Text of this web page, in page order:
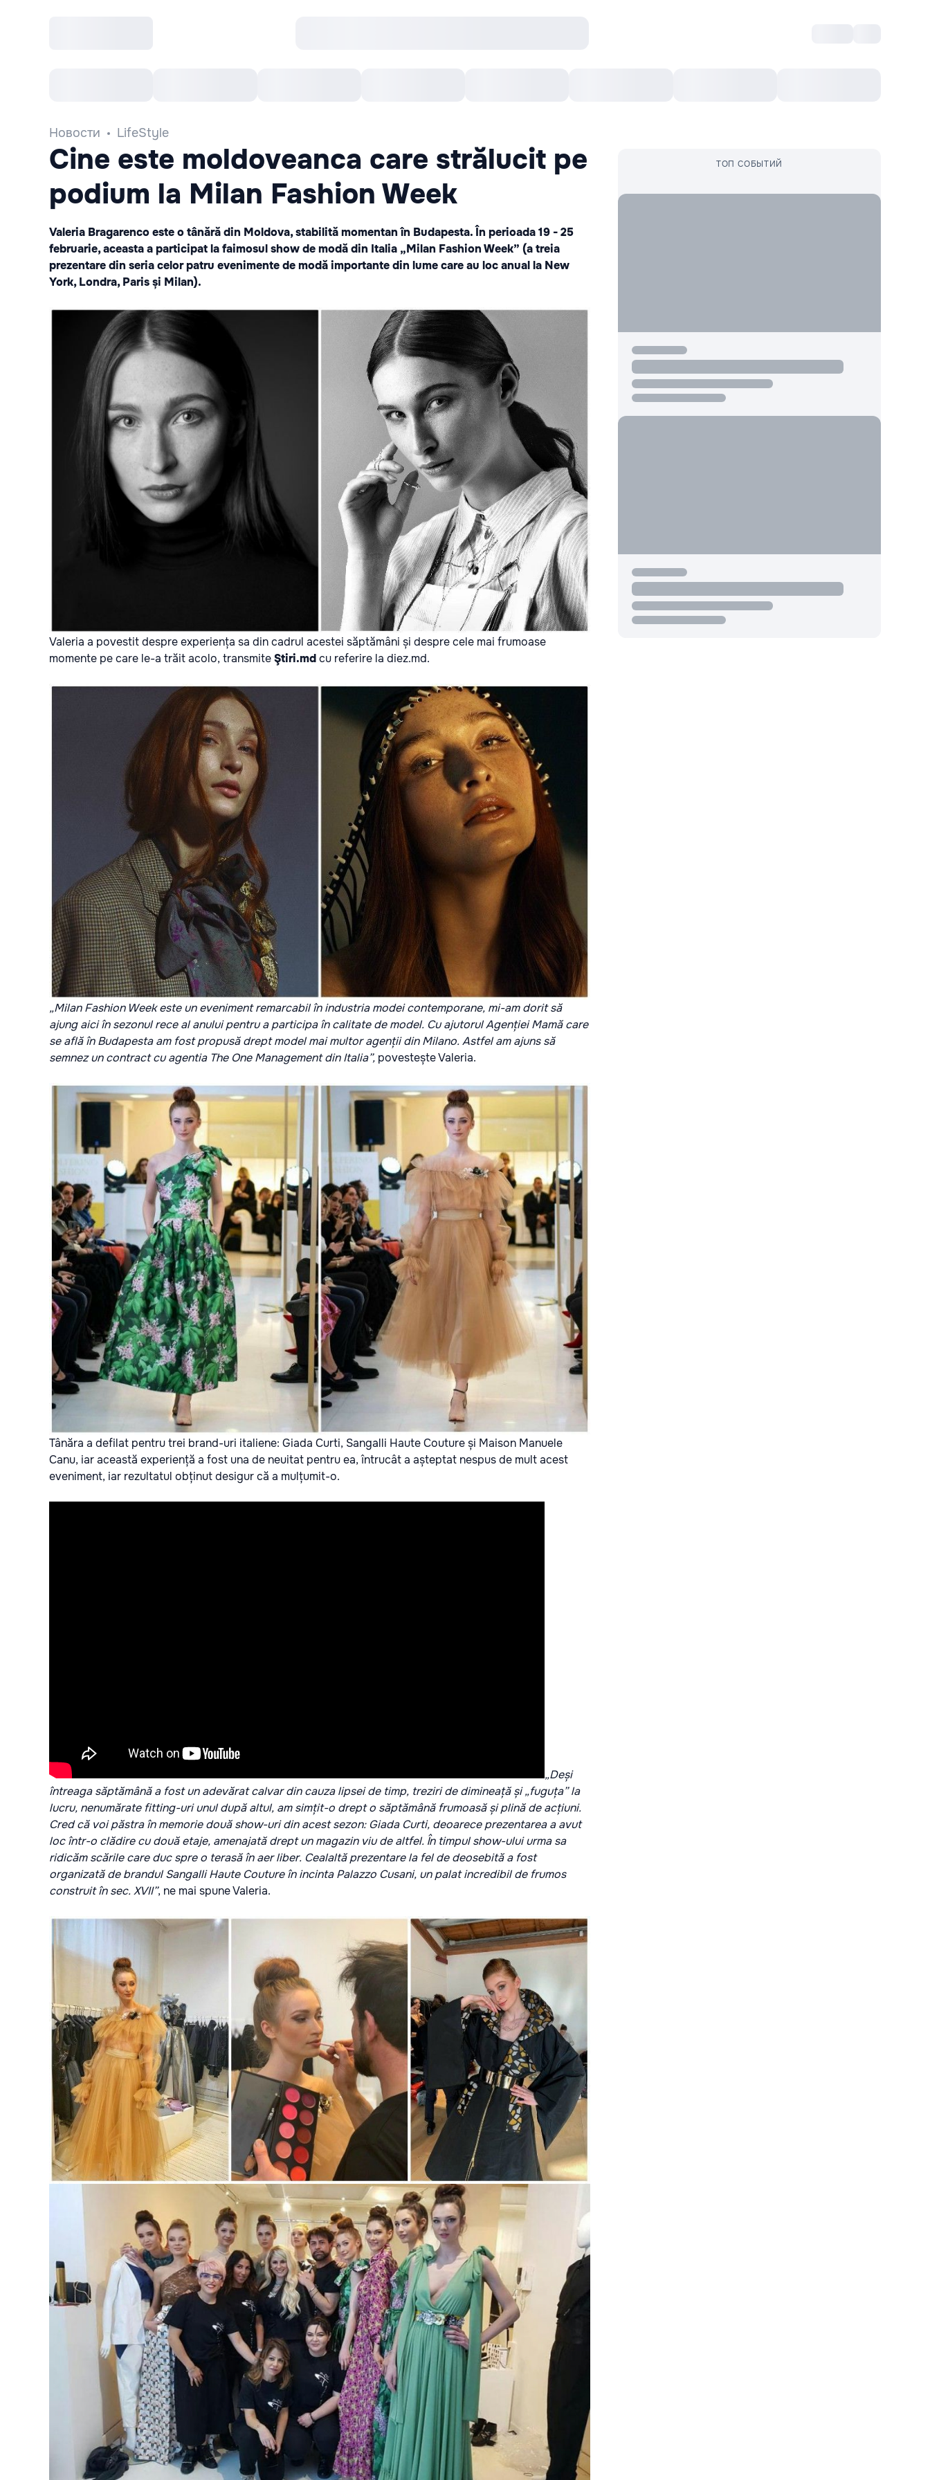
Новости LifeStyle
Cine este moldoveanca care strălucit pe
podium la Milan Fashion Week
Valeria Bragarenco este o tânără din Moldova, stabilită momentan în Budapesta. În perioada 19 - 25
februarie, aceasta a participat la faimosul show de modă din Italia „Milan Fashion Week” (a treia
prezentare din seria celor patru evenimente de modă importante din lume care au loc anual la New
York, Londra, Paris și Milan).
Valeria a povestit despre experiența sa din cadrul acestei săptămâni și despre cele mai frumoase
momente pe care le-a trăit acolo, transmiteŞtiri.mdcu referire la diez.md.
„Milan Fashion Week este un eveniment remarcabil în industria modei contemporane, mi-am dorit să
ajung aici în sezonul rece al anului pentru a participa în calitate de model. Cu ajutorul Agenției Mamă care
se află în Budapesta am fost propusă drept model mai multor agenții din Milano. Astfel am ajuns să
semnez un contract cu agentia The One Management din Italia”, povestește Valeria.
Tânăra a defilat pentru trei brand-uri italiene: Giada Curti, Sangalli Haute Couture și Maison Manuele
Canu, iar această experiență a fost una de neuitat pentru ea, întrucât a așteptat nespus de mult acest
eveniment, iar rezultatul obținut desigur că a mulțumit-o.
„Deși
întreaga săptămână a fost un adevărat calvar din cauza lipsei de timp, treziri de dimineață și „fuguța” la
lucru, nenumărate fitting-uri unul după altul, am simțit-o drept o săptămână frumoasă și plină de acțiuni.
Cred că voi păstra în memorie două show-uri din acest sezon: Giada Curti, deoarece prezentarea a avut
loc într-o clădire cu două etaje, amenajată drept un magazin viu de altfel. În timpul show-ului urma sa
ridicăm scările care duc spre o terasă în aer liber. Cealaltă prezentare la fel de deosebită a fost
organizată de brandul Sangalli Haute Couture în incinta Palazzo Cusani, un palat incredibil de frumos
construit în sec. XVII”, ne mai spune Valeria.
ТОП СОБЫТИЙ